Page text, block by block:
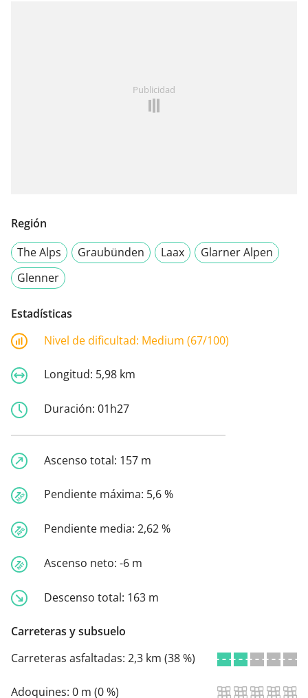
Publicidad
Región
The Alps
Graubünden Laax
Glarner Alpen
Glenner
Estadísticas
Nivel de dificultad: Medium (67/100)
Longitud: 5,98 km
Duración: 01h27
Ascenso total: 157 m
Pendiente máxima: 5,6 %
Pendiente media: 2,62 %
Ascenso neto: -6 m
Descenso total: 163 m
Carreteras y subsuelo
Carreteras asfaltadas: 2,3 km (38 %)
Adoquines: 0 m (0 %)